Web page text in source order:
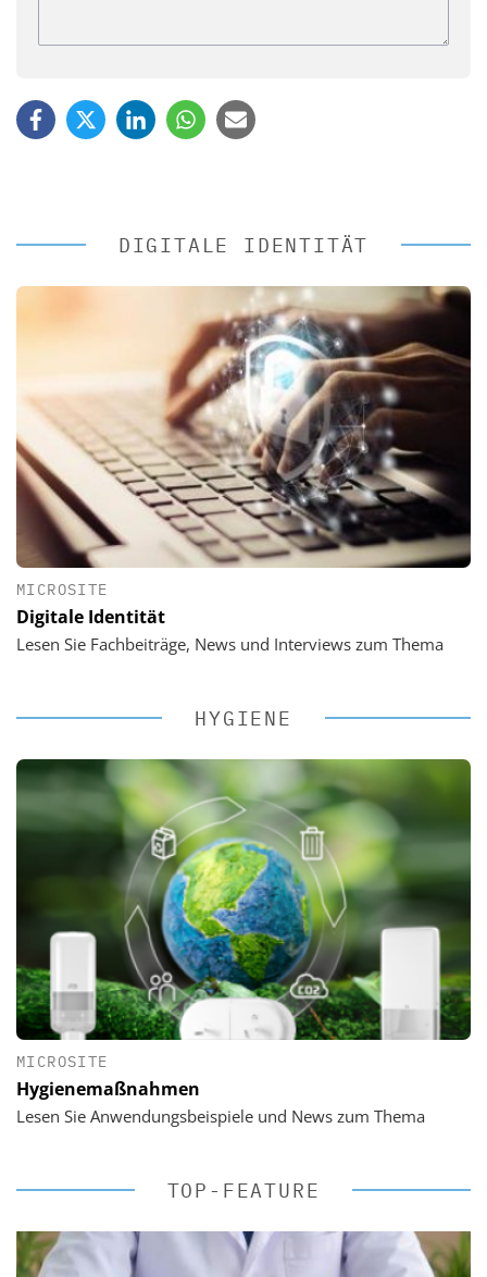
DIGITALE IDENTITÄT
MICROSITE
Digitale Identität
Lesen Sie Fachbeiträge, News und Interviews zum Thema
HYGIENE
MICROSITE
Hygienemaßnahmen
Lesen Sie Anwendungsbeispiele und News zum Thema
TOP-FEATURE